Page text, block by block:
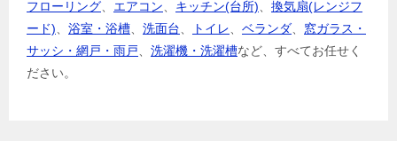
フローリング、 エアコン、 キッチン(台所)、 換気扇(レンジフ
ード)、 浴室・浴槽、 洗面台、 トイレ、 ベランダ、 窓ガラス・
サッシ・網戸・雨戸、 洗濯機・洗濯槽など、すべてお任せく
ださい。